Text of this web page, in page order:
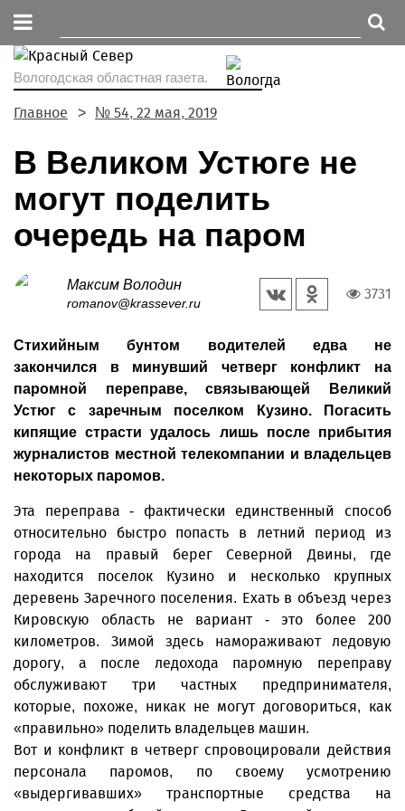
Вологодская областная газета.
Главное № 54, 22 мая, 2019
В Великом Устюге не
могут поделить
очередь на паром
Максим Володин
romanov@krassever.ru
3731
Стихийным бунтом водителей едва не
закончился в минувший четверг конфликт на
паромной переправе, связывающей Великий
Устюг с заречным поселком Кузино. Погасить
кипящие страсти удалось лишь после прибытия
журналистов местной телекомпании и владельцев
некоторых паромов.
Эта переправа - фактически единственный способ
относительно быстро попасть в летний период из
города на правый берег Северной Двины, где
находится поселок Кузино и несколько крупных
деревень Заречного поселения. Ехать в объезд через
Кировскую область не вариант - это более 200
километров. Зимой здесь намораживают ледовую
дорогу, а после ледохода паромную переправу
обслуживают три частных предпринимателя,
которые, похоже, никак не могут договориться, как
«правильно» поделить владельцев машин.
Вот и конфликт в четверг спровоцировали действия
персонала паромов, по своему усмотрению
«выдергивавших» транспортные средства на